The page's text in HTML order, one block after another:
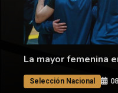
La mayor femenina
Selección Nacional